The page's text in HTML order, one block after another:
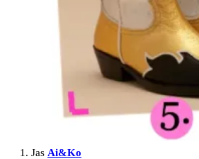
1. Jas Ai&Ko